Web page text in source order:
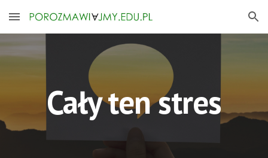
Skip to main content Skip to navigation
Cały ten stres